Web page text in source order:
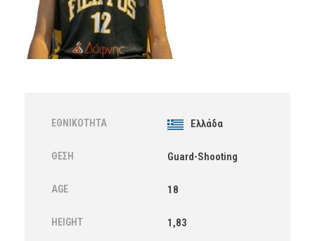
ΕΘΝΙΚΌΤΗΤΑ Ελλάδα
ΘΈΣΗ Guard-Shooting
AGE 18
HEIGHT 1,83